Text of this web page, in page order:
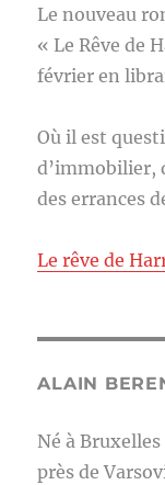
Le nouveau
« Le Rêve de
février en
Où il est
d’immobilier,
des errances
Le rêve de
ALAIN
Né à
près de